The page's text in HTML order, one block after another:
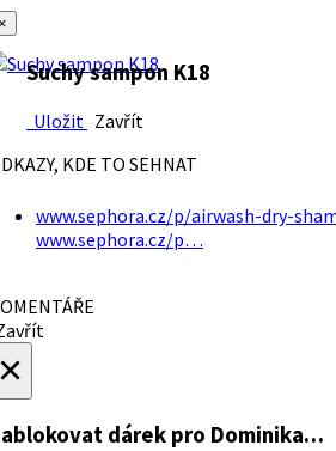
Suchy sampon K18
Uložit Zavřít
KDE TO SEHNAT
www.sephora.cz/p/airwash-dry-
www.sephora.cz/p…
dárek pro Dominika…